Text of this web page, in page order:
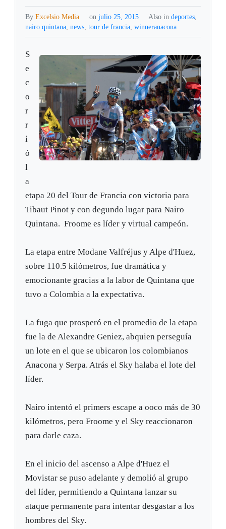
ByExcelsio Media on julio 25, 2015 Also in deportes,
nairo quintana,news,tour de francia,winneranacona
S
e
c
o
r
r
i
ó
l
a
etapa 20 del Tour de Francia con victoria para
Tibaut Pinot y con degundo lugar para Nairo
Quintana. Froome es líder y virtual campeón.
La etapa entre Modane Valfréjus y Alpe d'Huez,
sobre 110.5 kilómetros, fue dramática y
emocionante gracias a la labor de Quintana que
tuvo a Colombia a la expectativa.
La fuga que prosperó en el promedio de la etapa
fue la de Alexandre Geniez, abquien perseguía
un lote en el que se ubicaron los colombianos
Anacona y Serpa. Atrás el Sky halaba el lote del
líder.
Nairo intentó el primers escape a ooco más de 30
kilómetros, pero Froome y el Sky reaccionaron
para darle caza.
En el inicio del ascenso a Alpe d'Huez el
Movistar se puso adelante y demolió al grupo
del líder, permitiendo a Quintana lanzar su
ataque permanente para intentar desgastar a los
hombres del Sky.